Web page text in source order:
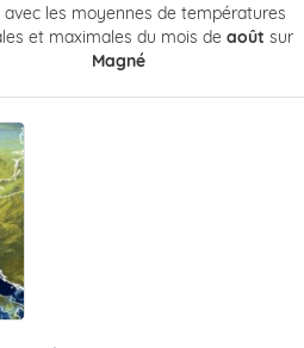
avec les moyennes de températures
et maximales du mois de août sur
Magné